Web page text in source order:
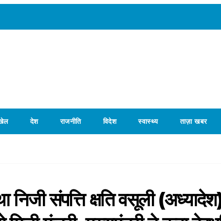
देश राजनीति विदेश स्वास्थ्य ताज़ा खबर
संपत्ति क्षति वसूली